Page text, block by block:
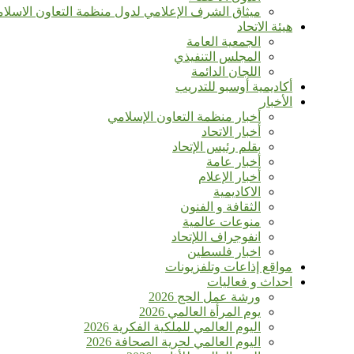
ميثاق الشرف الإعلامي لدول منظمة التعاون
هيئة الاتحاد
الجمعية العامة
المجلس التنفيذي
اللجان الدائمة
أكاديمية أوسبو للتدريب
الأخبار
أخبار منظمة التعاون الإسلامي
أخبار الاتحاد
بقلم رئيس الإتحاد
أخبار عامة
أخبار الإعلام
الاكاديمية
الثقافة و الفنون
منوعات عالمية
انفوجراف اللإتحاد
اخبار فلسطين
مواقع إذاعات وتلفزيونات
احداث و فعاليات
ورشة عمل الحج 2026
يوم المرأة العالمي 2026
اليوم العالمي للملكية الفكرية 2026
اليوم العالمي لحرية الصحافة 2026